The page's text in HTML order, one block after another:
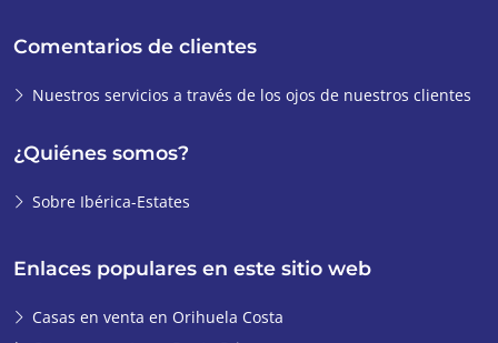
Enlaces populares en este sitio web
Casas en venta en Orihuela Costa
Comentarios de clientes
Nuestros servicios a través de los ojos de nuestros clientes
¿Quiénes somos?
Sobre Ibérica-Estates